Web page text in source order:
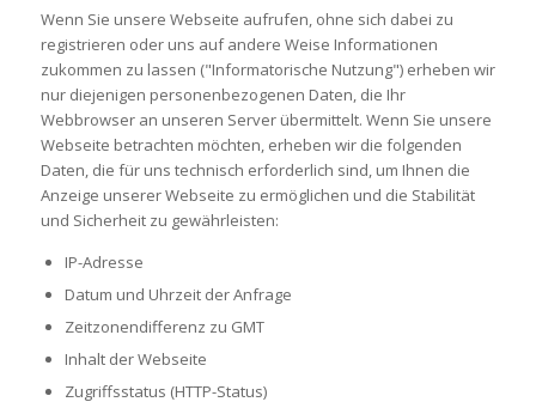
Wenn Sie unsere Webseite aufrufen, ohne sich dabei zu
registrieren oder uns auf andere Weise Informationen
zukommen zu lassen ("Informatorische Nutzung") erheben wir
nur diejenigen personenbezogenen Daten, die Ihr
Webbrowser an unseren Server übermittelt. Wenn Sie unsere
Webseite betrachten möchten, erheben wir die folgenden
Daten, die für uns technisch erforderlich sind, um Ihnen die
Anzeige unserer Webseite zu ermöglichen und die Stabilität
und Sicherheit zu gewährleisten:
IP-Adresse
Datum und Uhrzeit der Anfrage
Zeitzonendifferenz zu GMT
Inhalt der Webseite
Zugriffsstatus (HTTP-Status)